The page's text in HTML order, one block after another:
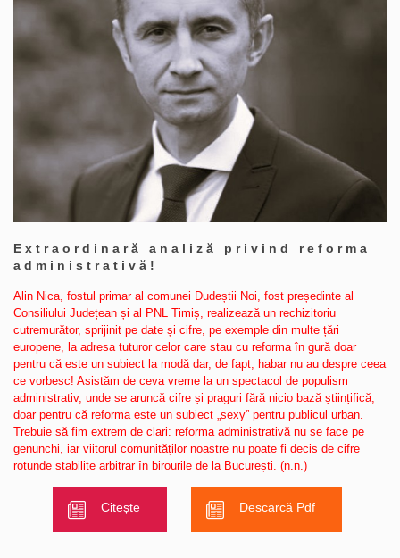
Extraordinară analiză privind reforma
administrativă!
Alin Nica, fostul primar al comunei Dudeștii Noi, fost președinte al
Consiliului Județean și al PNL Timiș, realizează un rechizitoriu
cutremurător, sprijinit pe date și cifre, pe exemple din multe țări
europene, la adresa tuturor celor care stau cu reforma în gură doar
pentru că este un subiect la modă dar, de fapt, habar nu au despre ceea
ce vorbesc! Asistăm de ceva vreme la un spectacol de populism
administrativ, unde se aruncă cifre și praguri fără nicio bază științifică,
doar pentru că reforma este un subiect „sexy” pentru publicul urban.
Trebuie să fim extrem de clari: reforma administrativă nu se face pe
genunchi, iar viitorul comunităților noastre nu poate fi decis de cifre
rotunde stabilite arbitrar în birourile de la București. (n.n.)
Citește Descarcă Pdf